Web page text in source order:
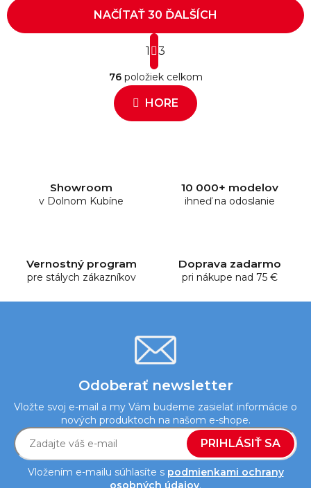
O
v
l
á
d
s
u
NAČÍTAŤ 30 ĎALŠÍCH
S
t
r
á
k
o
1 3
76položiek celkom
HORE
Showroom
v Dolnom Kubíne
10 000+ modelov
ihneď na odoslanie
Vernostný program
pre stálych zákazníkov
Doprava zadarmo
pri nákupe nad 75 €
Odoberať newsletter
Vložte svoj e-mail a my Vám budeme zasielať informácie o
nových produktoch na našom e-shope.
Vložením e-mailu súhlasíte s podmienkami ochrany
osobných údajov.
PRIHLÁSIŤ SA